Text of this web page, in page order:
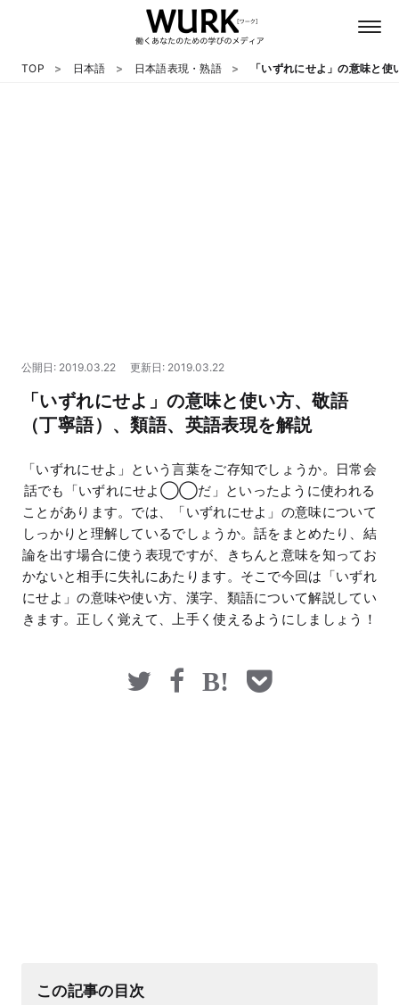
マネー
TOP 日本語 日本語表現・熟語 「いずれにせよ」の意味と
公開日: 2019.03.22 更新日: 2019.03.22
「いずれにせよ」の意味と使い方、敬語
（丁寧語）、類語、英語表現を解説
「いずれにせよ」という言葉をご存知でしょうか。日常会
話でも「いずれにせよ◯◯だ」といったように使われる
ことがあります。では、「いずれにせよ」の意味について
しっかりと理解しているでしょうか。話をまとめたり、結
論を出す場合に使う表現ですが、きちんと意味を知ってお
かないと相手に失礼にあたります。そこで今回は「いずれ
にせよ」の意味や使い方、漢字、類語について解説してい
きます。正しく覚えて、上手く使えるようにしましょう！
この記事の目次